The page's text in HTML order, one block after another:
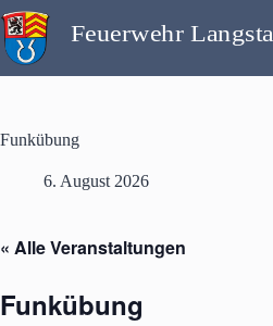
Zum
Inhalt
springen
Funkübung
6. August 2026
« Alle Veranstaltungen
Funkübung